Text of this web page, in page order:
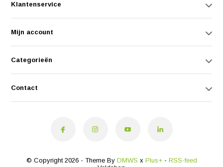
Klantenservice
Mijn account
Categorieën
Contact
© Copyright 2026 - Theme By DMWS x Plus+- RSS-feed